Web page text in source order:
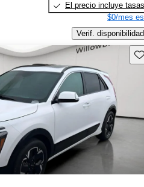
El precio incluye tasas
$0/mes
Verif. disponibilidad